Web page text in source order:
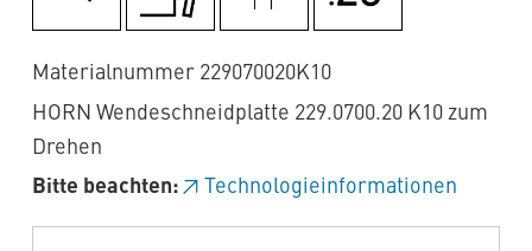
Materialnummer 229070020K10
HORN Wendeschneidplatte 229.0700.20 K10 zum
Drehen
Bitte beachten:
Technologieinformationen